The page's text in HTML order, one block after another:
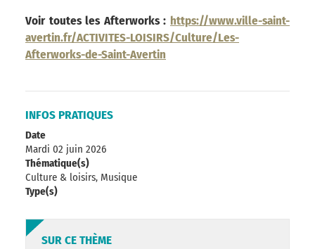
Voir toutes les Afterworks : https://www.ville-saint-
avertin.fr/ACTIVITES-LOISIRS/Culture/Les-
Afterworks-de-Saint-Avertin
INFOS PRATIQUES
Date
Mardi 02 juin 2026
Thématique(s)
Culture & loisirs, Musique
Type(s)
SUR CE THÈME